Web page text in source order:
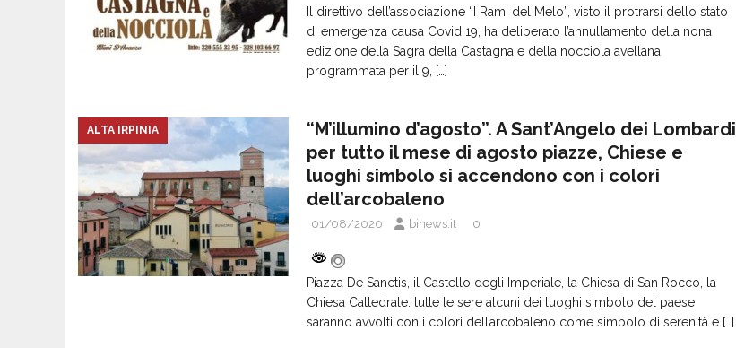
Il direttivo dell’associazione “I Rami del Melo”, visto il protrarsi dello stato
di emergenza causa Covid 19, ha deliberato l’annullamento della nona
edizione della Sagra della Castagna e della nocciola avellana
programmata per il 9, […]
ALTA IRPINIA
“M’illumino d’agosto”. A Sant’Angelo dei Lombardi
per tutto il mese di agosto piazze, Chiese e
luoghi simbolo si accendono con i colori
dell’arcobaleno
01/08/2020 binews.it 0
Piazza De Sanctis, il Castello degli Imperiale, la Chiesa di San Rocco, la
Chiesa Cattedrale: tutte le sere alcuni dei luoghi simbolo del paese
saranno avvolti con i colori dell’arcobaleno come simbolo di serenità e […]